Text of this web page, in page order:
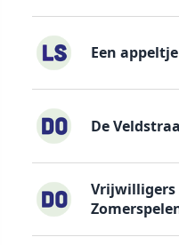
Een
De
Vrijwilligers